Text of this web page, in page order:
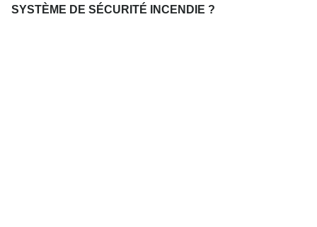
SYSTÈME DE SÉCURITÉ INCENDIE ?